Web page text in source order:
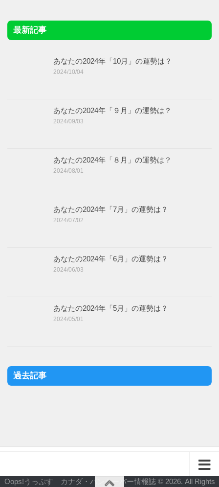
最新記事
あなたの2024年「10月」の運勢は？
2024/10/04
あなたの2024年「９月」の運勢は？
2024/09/03
あなたの2024年「８月」の運勢は？
2024/08/01
あなたの2024年「7月」の運勢は？
2024/07/02
あなたの2024年「6月」の運勢は？
2024/06/03
あなたの2024年「5月」の運勢は？
2024/05/01
過去記事
Oops!うっぷす カナダ・バンクーバー情報誌 © 2026. All Rights